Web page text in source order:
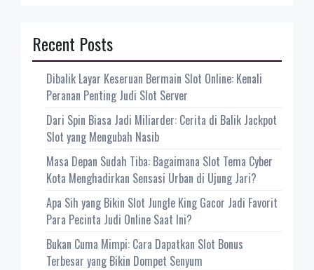
Recent Posts
Dibalik Layar Keseruan Bermain Slot Online: Kenali
Peranan Penting Judi Slot Server
Dari Spin Biasa Jadi Miliarder: Cerita di Balik Jackpot
Slot yang Mengubah Nasib
Masa Depan Sudah Tiba: Bagaimana Slot Tema Cyber
Kota Menghadirkan Sensasi Urban di Ujung Jari?
Apa Sih yang Bikin Slot Jungle King Gacor Jadi Favorit
Para Pecinta Judi Online Saat Ini?
Bukan Cuma Mimpi: Cara Dapatkan Slot Bonus
Terbesar yang Bikin Dompet Senyum